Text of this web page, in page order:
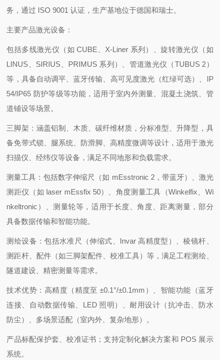
务，通过 ISO 9001 认证，生产基地位于德国和瑞士。
主要产品激光设备：
包括多线激光仪（如 CUBE、X-Liner 系列）、旋转激光仪（如
LINUS、SIRIUS、PRIMUS 系列）、管道激光仪（TUBUS 2）
等，具备自动调平、蓝牙传输、高可见度激光（红绿可选）、IP
54/IP65 防护等级等功能，适用于室内外测量、混凝土浇筑、管
道铺设等场景。
三脚架：涵盖铝制、木质、碳纤维材质，分标准型、升降型，具
备免带式锁、腿系统、防滑脚、高精度微调等设计，适用于激光
扫描仪、经纬仪等设备，满足不同地形和负载需求。
测量工具：包括数字伸缩尺（如 mEsstronic 2，带蓝牙）、激光
测距仪（如 laser mEssfix 50）、角度测量工具（Winkelfix、Wi
nkeltronic）、测量轮等，适用于长度、角度、距离测量，部分
具备数据传输和智能功能。
测绘设备：包括水准尺（伸缩式、Invar 高精度型）、棱镜杆、
测距杆、配件（如三脚架配件、校准工具）等，满足工程测绘、
隧道建设、精密测量等需求。
技术优势：高精度（精度至 ±0.1°/±0.1mm）、智能功能（蓝牙
连接、自动数据传输、LED 照明）、耐用设计（抗冲击、防水
防尘）、多场景适配（室内外、复杂地形）。
产品标配保护套、校准证书；支持定制化解决方案和 POS 展示
系统。